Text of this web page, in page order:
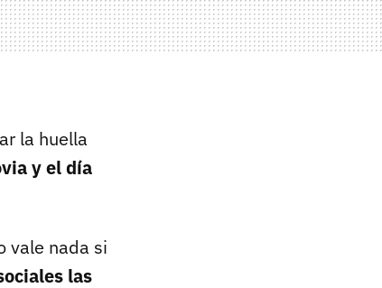
la huella
y el día
vale nada si
las